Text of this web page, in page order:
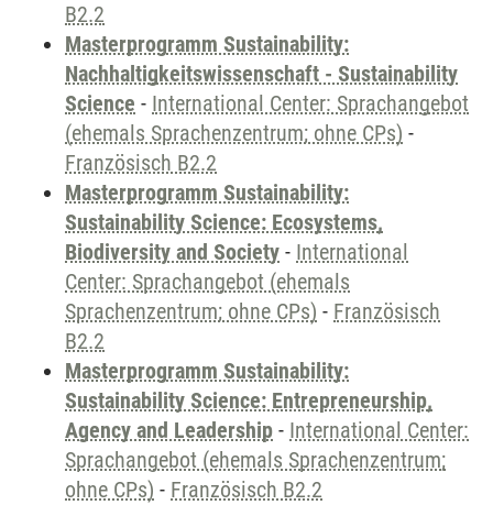
B2.2
Masterprogramm Sustainability:
Nachhaltigkeitswissenschaft - Sustainability
Science - International Center: Sprachangebot
(ehemals Sprachenzentrum; ohne CPs) -
Französisch B2.2
Masterprogramm Sustainability:
Sustainability Science: Ecosystems,
Biodiversity and Society - International
Center: Sprachangebot (ehemals
Sprachenzentrum; ohne CPs) - Französisch
B2.2
Masterprogramm Sustainability:
Sustainability Science: Entrepreneurship,
Agency and Leadership - International Center:
Sprachangebot (ehemals Sprachenzentrum;
ohne CPs) - Französisch B2.2